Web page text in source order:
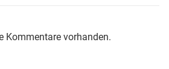
Kommentare vorhanden.